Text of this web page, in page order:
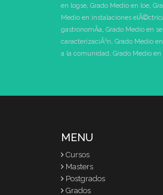
en logse, Grado Medio en loe,
Medio en instalaciones
gastronomÃ­a, Grado Medio en
caracterizaciÃ³n, Grado Medio
a la comunidad, Grado Medio
MENU
Cursos
Masters
Postgrados
Grados